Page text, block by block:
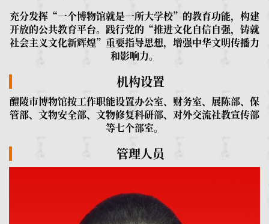
充分发挥“一个博物馆就是一所大学校”的教育功能，构建
开放的公共教育平台。践行党的“推进文化自信自强，铸就
社会主义文化新辉煌”重要指导思想，增强中华文明传播力
和影响力。
机构设置
醴陵市博物馆按工作职能设置办公室、财务室、展陈部、保
管部、文物安全部、文物修复科研部、对外交流社教宣传部
等七个部室。
管理人员